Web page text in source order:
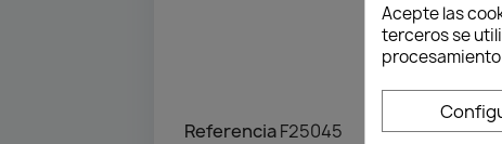
ReferenciaF25045
Acepte las
terceros se